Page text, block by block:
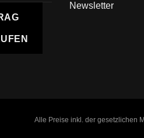
Newsletter
Alle Preise inkl. der gesetzlichen